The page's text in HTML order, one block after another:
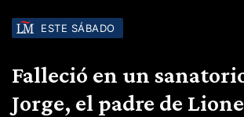
ESTE SÁBADO
Falleció en un
Jorge, el padre de